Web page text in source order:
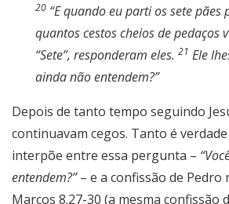
20 “E quando eu parti os sete
quantos cestos cheios de pedaços
“Sete”, responderam eles. 21 Ele
ainda não entendem?”
Depois de tanto tempo seguindo
continuavam cegos. Tanto é
interpõe entre essa pergunta –
entendem?”– e a confissão de Pedro
Marcos 8.27-30 (a mesma confissão